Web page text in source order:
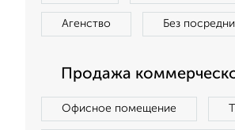
Агенство Без
Продажа
Офисное помещение